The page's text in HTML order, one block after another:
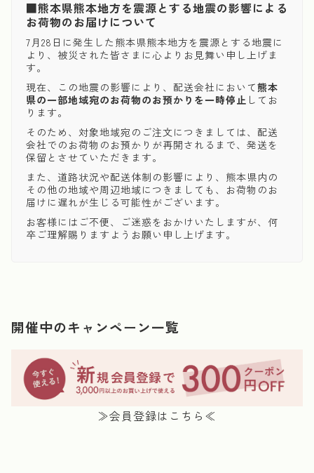
■熊本県熊本地方を震源とする地震の影響による
お荷物のお届けについて
7月28日に発生した熊本県熊本地方を震源とする地震に
より、被災された皆さまに心よりお見舞い申し上げま
す。
現在、この地震の影響により、配送会社において熊本
県の一部地域宛のお荷物のお預かりを一時停止 してお
ります。
そのため、対象地域宛のご注文につきましては、配送
会社でのお荷物のお預かりが再開されるまで、発送を
保留とさせていただきます。
また、道路状況や配送体制の影響により、熊本県内の
その他の地域や周辺地域につきましても、お荷物のお
届けに遅れが生じる可能性がございます。
お客様にはご不便、ご迷惑をおかけいたしますが、何
卒ご理解賜りますようお願い申し上げます。
開催中のキャンペーン一覧
≫会員登録はこちら≪